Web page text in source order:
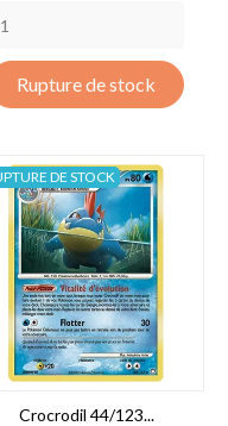
Rupture de stock
Crocrodil 44/123...
DE STOCK